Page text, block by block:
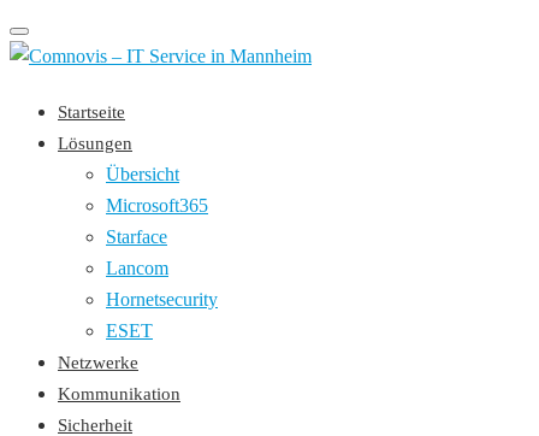
Toggle
navigation
Startseite
Lösungen
Übersicht
Microsoft365
Starface
Lancom
Hornetsecurity
ESET
Netzwerke
Kommunikation
Sicherheit